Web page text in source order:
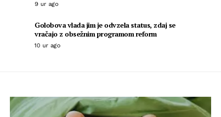
9 ur ago
Golobova vlada jim je odvzela status, zdaj se
vračajo z obsežnim programom reform
10 ur ago